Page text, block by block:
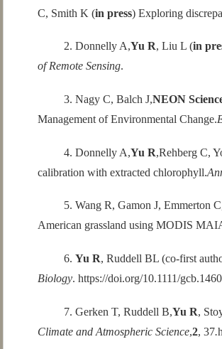
C, Smith K (in press) Exploring
2. Donnelly A,Yu R, Liu L (in
of Remote Sensing.
3. Nagy C, Balch J,NEON
Management of Environmental Change.
4. Donnelly A,Yu R,Rehberg C,
calibration with extracted chlorophyll.
5. Wang R, Gamon J, Emmerton
American grassland using MODIS
6. Yu R, Ruddell BL (co-first
Biology. https://doi.org/10.1111/
7. Gerken T, Ruddell B,Yu R,
Climate and Atmospheric Science,2, 37.